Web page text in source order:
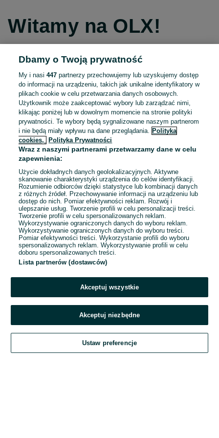
Witamy na OLX!
Kontynuuj przez Facebooka
Kontynuuj przez konto Apple
Kontynuuj przez konto Google
LUB
E-mail
Hasło
Zaloguj się
Kontynuując za pośrednictwem jednego z dostawców wskazanych powyżej,
OLX.pl w jego aktualnym brzmieniu.
Dbamy o Twoją prywatność
My i nasi447 partnerzy przechowujemy lub uzyskujemy dostęp
do informacji na urządzeniu, takich jak unikalne identyfikatory w
plikach cookie w celu przetwarzania danych osobowych.
Użytkownik może zaakceptować wybory lub zarządzać nimi,
klikając poniżej lub w dowolnym momencie na stronie polityki
prywatności. Te wybory będą sygnalizowane naszym partnerom
i nie będą miały wpływu na dane przeglądania.
Polityka
cookies,
Polityka Prywatności
Wraz z naszymi partnerami przetwarzamy dane w celu
zapewnienia:
Użycie dokładnych danych geolokalizacyjnych. Aktywne
skanowanie charakterystyki urządzenia do celów identyfikacji.
Rozumienie odbiorców dzięki statystyce lub kombinacji danych
z różnych źródeł. Przechowywanie informacji na urządzeniu lub
dostęp do nich. Pomiar efektywności reklam. Rozwój i
ulepszanie usług. Tworzenie profili w celu personalizacji treści.
Tworzenie profili w celu spersonalizowanych reklam.
Wykorzystywanie ograniczonych danych do wyboru reklam.
Wykorzystywanie ograniczonych danych do wyboru treści.
Pomiar efektywności treści. Wykorzystanie profili do wyboru
spersonalizowanych reklam. Wykorzystywanie profili w celu
doboru spersonalizowanych treści.
Lista partnerów (dostawców)
Akceptuj wszystkie
Akceptuj niezbędne
Ustaw preferencje